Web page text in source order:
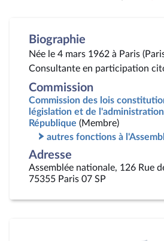
Biographie
Née le 4 mars 1962 à Paris
Consultante en participation
Commission
Commission des lois
législation et de
République (Membre)
autres fonctions à
Adresse
Assemblée nationale, 126 Rue
75355 Paris 07 SP